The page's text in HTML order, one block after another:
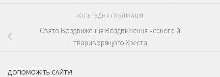
ПОПЕРЕДНЯ ПУБЛІКАЦІЯ
Свято Воздвиження Воздвиження чесного й
твариворящого Хреста
ДОПОМОЖІТЬ САЙТУ!